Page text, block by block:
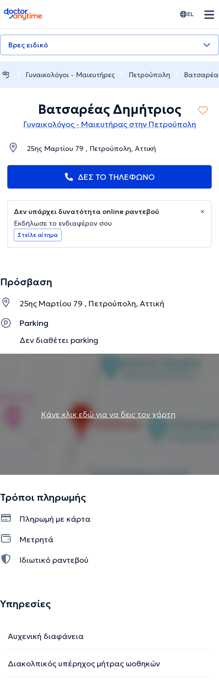
doctoranytime EL
Βρες ειδικό
Γυναικολόγοι - Μαιευτήρες Πετρούπολη
Βατσαρέας Δημήτριος
Γυναικολόγος - Μαιευτήρας στην Πετρούπολη
25ης Μαρτίου 79 , Πετρούπολη, Αττική
ΔΕΣ ΤΟ ΤΗΛΕΦΩΝΟ
Δεν υπάρχει δυνατότητα online ραντεβού
Εκδήλωσε το ενδιαφέρον σου
Στείλε αίτημα
Πρόσβαση
25ης Μαρτίου 79 , Πετρούπολη, Αττική
Parking
Δεν διαθέτει parking
Κάνε κλικ εδώ για να δεις τον χάρτη
Τρόποι πληρωμής
Πληρωμή με κάρτα
Μετρητά
Ιδιωτικό ραντεβού
Υπηρεσίες
Αυχενική διαφάνεια
Διακολπικός υπέρηχος μήτρας ωοθηκών